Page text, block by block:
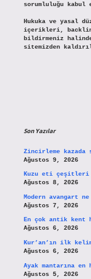
sorumluluğu
Hukuka ve yasal
içerikleri,
bildirmeniz
sitemizden
Son Yazılar
Zincirleme kazada
Ağustos 9, 2026
Kuzu eti
Ağustos 8, 2026
Modern avangart ne
Ağustos 7, 2026
En çok antik kent
Ağustos 6, 2026
Kur’an’ın ilk
Ağustos 6, 2026
Ayak mantarına
Ağustos 5, 2026